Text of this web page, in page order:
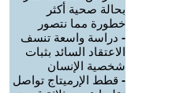
بحالة صحية أكثر
خطورة مما نتصور
- دراسة واسعة تنسف
الاعتقاد السائد بثبات
شخصية الإنسان
- قطط الإرميتاج تواصل